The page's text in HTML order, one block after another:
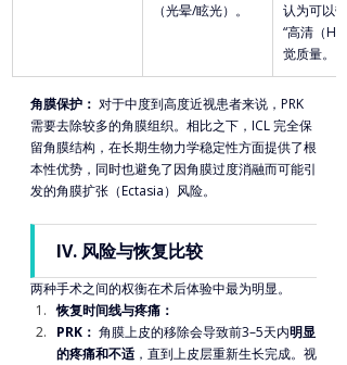
（光晕/眩光）。
认为可以带
“高清（HD
觉质量。
角膜保护： 对于中度到高度近视患者来说，PRK
需要去除较多的角膜组织。相比之下，ICL 完全保
留角膜结构，在长期生物力学稳定性方面提供了根
本性优势，同时也避免了因角膜过度消融而可能引
发的角膜扩张（Ectasia）风险。
IV. 风险与恢复比较
两种手术之间的权衡在术后体验中最为明显。
恢复时间线与疼痛：
PRK： 角膜上皮的移除会导致前3–5天内明显
的疼痛和不适 ，直到上皮层重新生长完成。视